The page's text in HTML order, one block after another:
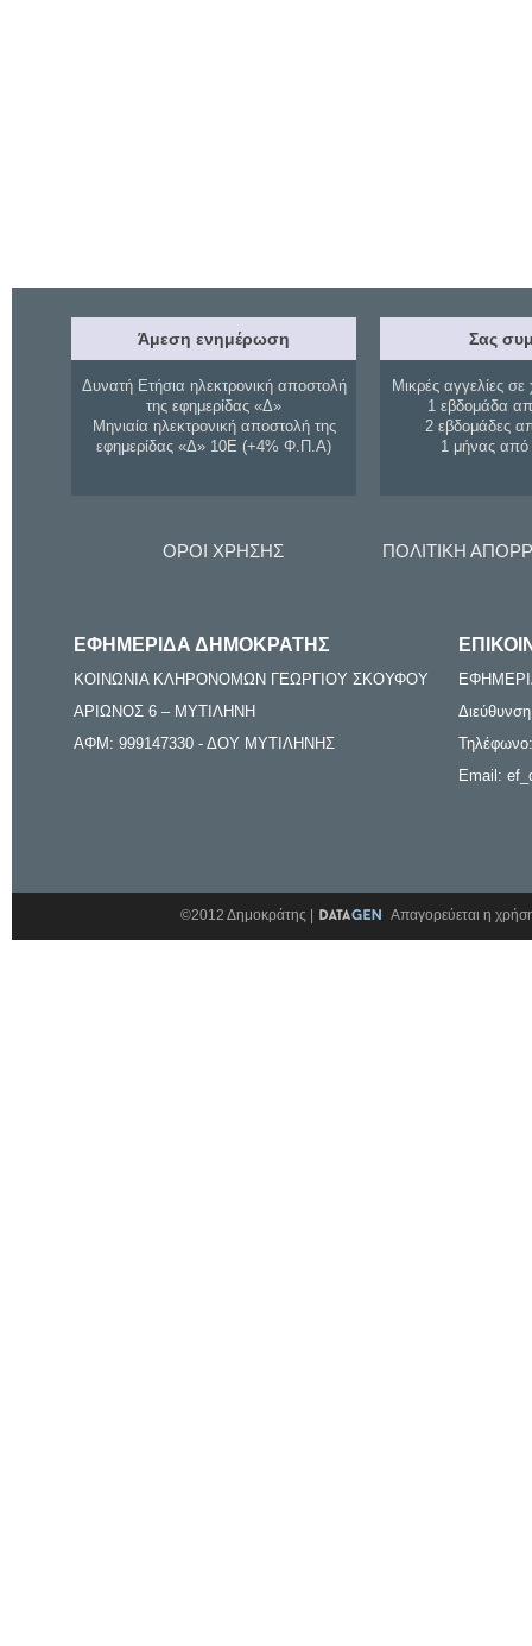
Άμεση ενημέρωση
Δυνατή Ετήσια ηλεκτρονική αποστολή
της εφημερίδας «Δ»
Μηνιαία ηλεκτρονική αποστολή της
εφημερίδας «Δ» 10Ε (+4% Φ.Π.Α)
Σας
Μικρές αγγελίες σε
1 εβδομάδα
2 εβδομάδες
1 μήνας
ΟΡΟΙ ΧΡΗΣΗΣ ΠΟΛΙΤΙΚΗ
ΕΦΗΜΕΡΙΔΑ ΔΗΜΟΚΡΑΤΗΣ
ΚΟΙΝΩΝΙΑ ΚΛΗΡΟΝΟΜΩΝ ΓΕΩΡΓΙΟΥ ΣΚΟΥΦΟΥ
ΑΡΙΩΝΟΣ 6 – ΜΥΤΙΛΗΝΗ
ΑΦΜ: 999147330 - ΔΟΥ ΜΥΤΙΛΗΝΗΣ
Email:
©2012 Δημοκράτης | Απαγορεύεται η